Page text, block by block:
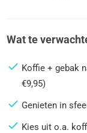
Wat te
Koffie + gebak
€9,95)
Genieten in
Kies uit o.a.